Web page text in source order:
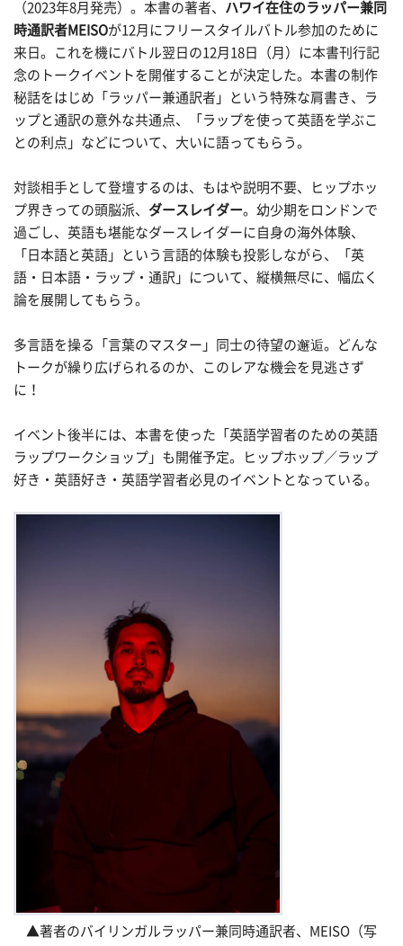
（2023年8月発売）。本書の著者、 ハワイ在住のラッパー兼同
時通訳者MEISOが12月にフリースタイルバトル参加のために
来日。これを機にバトル翌日の12月18日（月）に本書刊行記
念のトークイベントを開催することが決定した。本書の制作
秘話をはじめ「ラッパー兼通訳者」という特殊な肩書き、ラ
ップと通訳の意外な共通点、「ラップを使って英語を学ぶこ
との利点」などについて、大いに語ってもらう。
対談相手として登壇するのは、もはや説明不要、ヒップホッ
プ界きっての頭脳派、 ダースレイダー。幼少期をロンドンで
過ごし、英語も堪能なダースレイダーに自身の海外体験、
「日本語と英語」という言語的体験も投影しながら、「英
語・日本語・ラップ・通訳」について、縦横無尽に、幅広く
論を展開してもらう。
多言語を操る「言葉のマスター」同士の待望の邂逅。どんな
トークが繰り広げられるのか、このレアな機会を見逃さず
に！
イベント後半には、本書を使った「英語学習者のための英語
ラップワークショップ」も開催予定。ヒップホップ／ラップ
好き・英語好き・英語学習者必見のイベントとなっている。
▲著者のバイリンガルラッパー兼同時通訳者、MEISO（写